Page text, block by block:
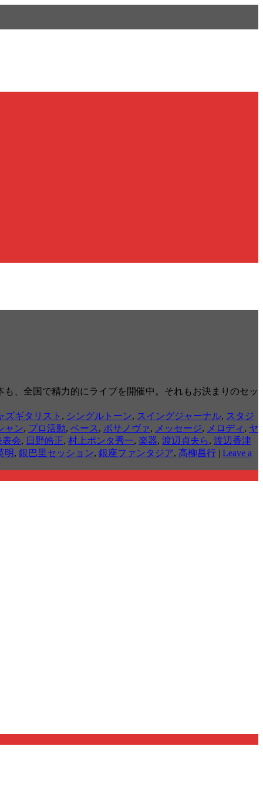
、全国で精力的にライブを開催中。それもお決まりのセッ
ズギタリスト , シングルトーン, スイングジャーナル, スタジ
ャン, プロ活動, ベース , ボサノヴァ, メッセージ, メロディ , ヤ
表会, 日野皓正, 村上ポンタ秀一, 楽器, 渡辺貞夫ら, 渡辺香津
明, 銀巴里セッション, 銀座ファンタジア, 高柳昌行 | Leave a